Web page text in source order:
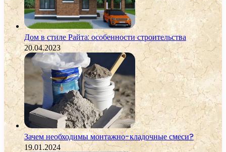
Дом в стиле Райта: особенности строительства
20.04.2023
Зачем необходимы монтажно-кладочные смеси?
19.01.2024